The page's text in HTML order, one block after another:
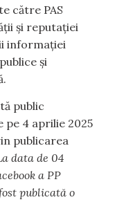
către PAS
și reputației
informației
și
public
4 aprilie 2025
publicarea
data de 04
a PP
publicată o